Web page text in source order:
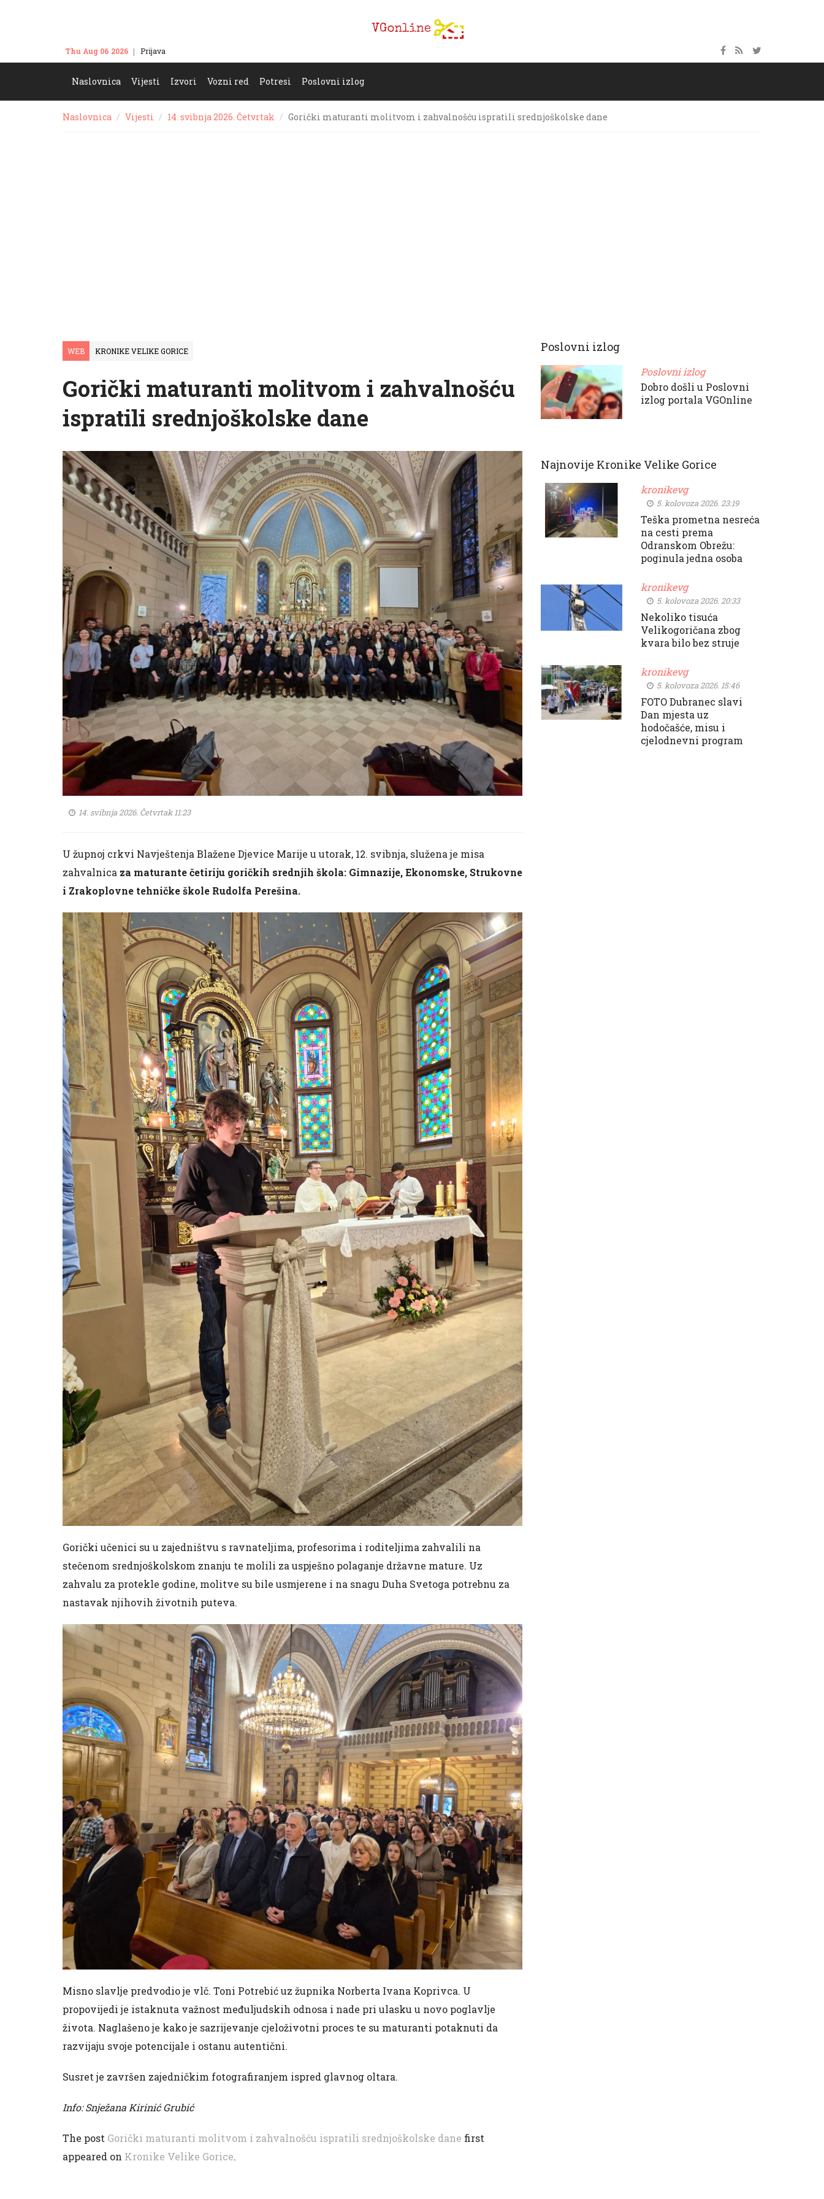
Thu Aug 06 2026 Prijava
Naslovnica Vijesti Izvori Vozni red Potresi Poslovni izlog
Naslovnica Vijesti 14. svibnja 2026. Četvrtak Gorički maturanti molitvom i zahvalnošću ispratili srednjoškolske dane
WEB KRONIKE VELIKE GORICE
Gorički maturanti molitvom i zahvalnošću
ispratili srednjoškolske dane
14. svibnja 2026. Četvrtak 11:23
U župnoj crkvi Navještenja Blažene Djevice Marije u utorak, 12. svibnja, služena je misa
zahvalnica za maturante četiriju goričkih srednjih škola: Gimnazije, Ekonomske, Strukovne
i Zrakoplovne tehničke škole Rudolfa Perešina.
Gorički učenici su u zajedništvu s ravnateljima, profesorima i roditeljima zahvalili na
stečenom srednjoškolskom znanju te molili za uspješno polaganje državne mature. Uz
zahvalu za protekle godine, molitve su bile usmjerene i na snagu Duha Svetoga potrebnu za
nastavak njihovih životnih puteva.
Misno slavlje predvodio je vlč. Toni Potrebić uz župnika Norberta Ivana Koprivca. U
propovijedi je istaknuta važnost međuljudskih odnosa i nade pri ulasku u novo poglavlje
života. Naglašeno je kako je sazrijevanje cjeloživotni proces te su maturanti potaknuti da
razvijaju svoje potencijale i ostanu autentični.
Susret je završen zajedničkim fotografiranjem ispred glavnog oltara.
Info: Snježana Kirinić Grubić
The post Gorički maturanti molitvom i zahvalnošću ispratili srednjoškolske dane first
appeared on Kronike Velike Gorice.
Poslovni izlog
Poslovni izlog
Dobro došli u Poslovni
izlog portala VGOnline
Najnovije Kronike Velike Gorice
kronikevg
5. kolovoza 2026. 23:19
Teška prometna nesreća
na cesti prema
Odranskom Obrežu:
poginula jedna osoba
kronikevg
5. kolovoza 2026. 20:33
Nekoliko tisuća
Velikogoričana zbog
kvara bilo bez struje
kronikevg
5. kolovoza 2026. 15:46
FOTO Dubranec slavi
Dan mjesta uz
hodočašće, misu i
cjelodnevni program